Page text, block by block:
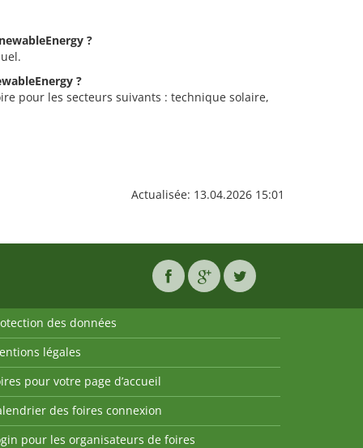
?
?
pour les secteurs suivants : technique solaire,
Actualisée: 13.04.2026 15:01
des données
légales
pour votre page d’accueil
des foires connexion
pour les organisateurs de foires